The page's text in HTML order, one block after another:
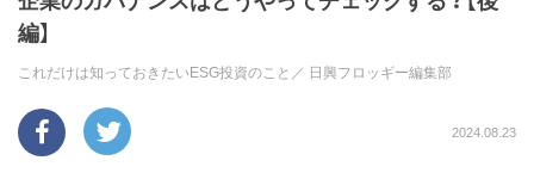
編】
これだけは知っておきたいESG投資のこと／ 日興フロッギー編集部
2024.08.23